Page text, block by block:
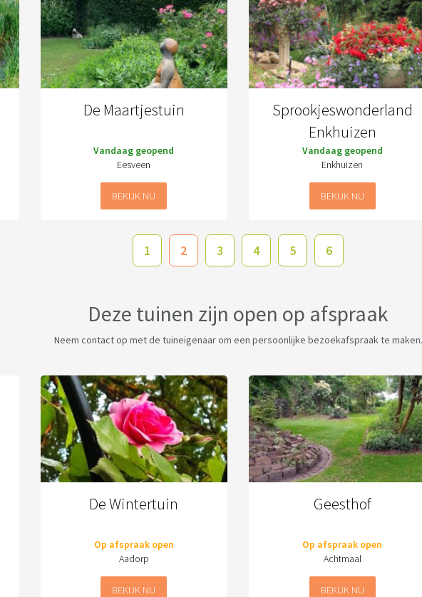
De Maartjestuin
Vandaag geopend
Eesveen
BEKIJK NU
Sprookjeswonderland
Enkhuizen
Vandaag geopend
Enkhuizen
BEKIJK NU
1 2 3 4 5 6
Deze tuinen zijn open op afspraak
Neem contact op met de tuineigenaar om een persoonlijke bezoekafspraak te maken.
De Wintertuin
Op afspraak open
Aadorp
BEKIJK NU
Geesthof
Op afspraak open
Achtmaal
BEKIJK NU